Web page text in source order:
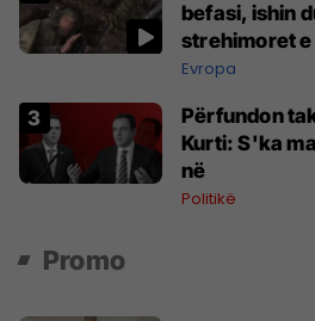
befasi, ishin
strehimoret
Evropa
Përfundon
Kurti: S'ka
në
Politikë
Promo